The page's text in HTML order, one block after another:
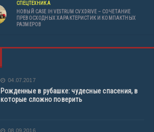
СПЕЦТЕХНИКА
НОВЫЙ CASE IH VESTRUM CVXDRIVE – СОЧЕТАНИЕ
ПРЕВОСХОДНЫХ ХАРАКТЕРИСТИК И КОМПАКТНЫХ
РАЗМЕРОВ
04.07.2017
Рожденные в рубашке: чудесные спасения, в
которые сложно поверить
08.09.2016